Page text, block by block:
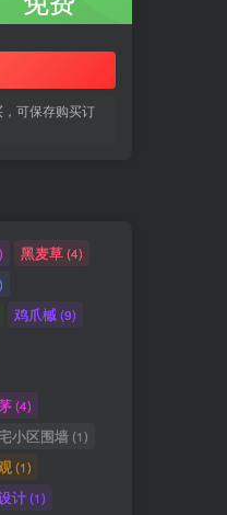
可保存购买订
黑麦草(4)
鸡爪槭(9)
(4)
小区围墙(1)
(1)
计(1)